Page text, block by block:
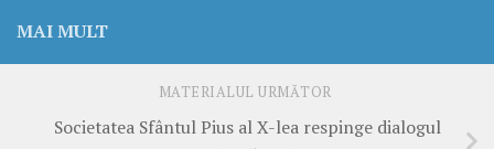
MAI MULT
MATERIALUL URMĂTOR
Societatea Sfântul Pius al X-lea respinge dialogul